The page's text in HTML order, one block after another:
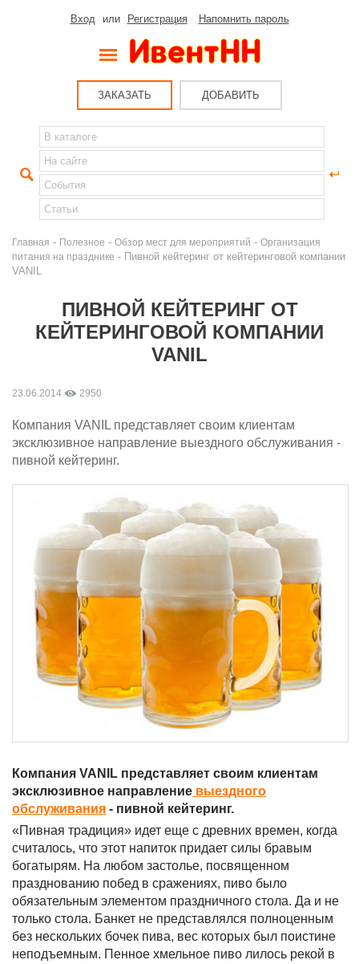
Вход или Регистрация Напомнить пароль
ЗАКАЗАТЬ ДОБАВИТЬ
Главная - Полезное - Обзор мест для мероприятий - Организация
питания на празднике - Пивной кейтеринг от кейтеринговой компании
VANIL
ПИВНОЙ КЕЙТЕРИНГ ОТ
КЕЙТЕРИНГОВОЙ КОМПАНИИ
VANIL
23.06.2014 2950
Компания VANIL представляет своим клиентам
эксклюзивное направление выездного обслуживания -
пивной кейтеринг.
Компания VANIL представляет своим клиентам
эксклюзивное направление выездного
обслуживания - пивной кейтеринг.
«Пивная традиция» идет еще с древних времен, когда
считалось, что этот напиток придает силы бравым
богатырям. На любом застолье, посвященном
празднованию побед в сражениях, пиво было
обязательным элементом праздничного стола. Да и не
только стола. Банкет не представлялся полноценным
без нескольких бочек пива, вес которых был поистине
неподъемным. Пенное хмельное пиво лилось рекой в